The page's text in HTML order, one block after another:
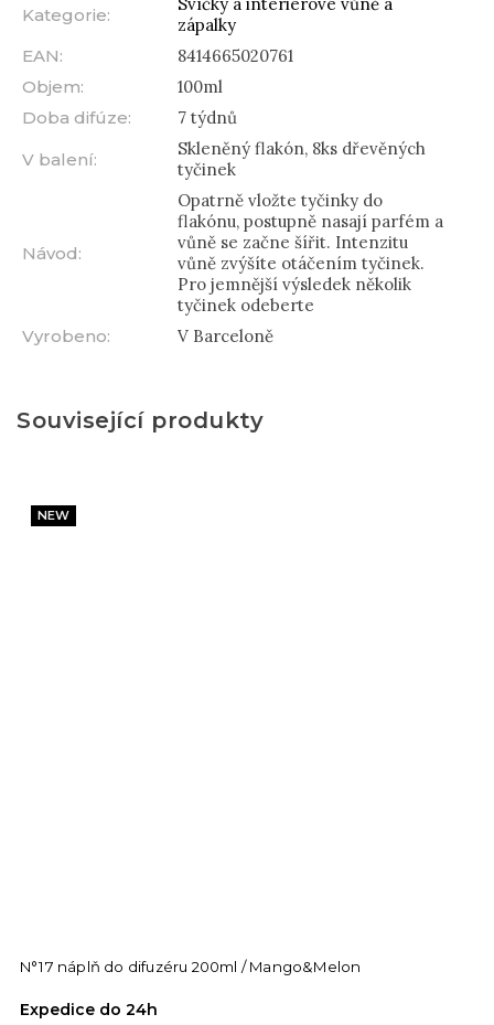
Kategorie:
zápalky
EAN:
8414665020761
Objem:
100ml
Doba difúze:
7 týdnů
V balení:
Skleněný flakón, 8ks dřevěných
tyčinek
Návod:
Opatrně vložte tyčinky do
flakónu, postupně nasají parfém a
vůně se začne šířit. Intenzitu
vůně zvýšíte otáčením tyčinek.
Pro jemnější výsledek několik
tyčinek odeberte
Vyrobeno: V Barceloně
Související produkty
NEW
N°17 náplň do difuzéru 200ml / Mango&Melon
Expedice do 24h